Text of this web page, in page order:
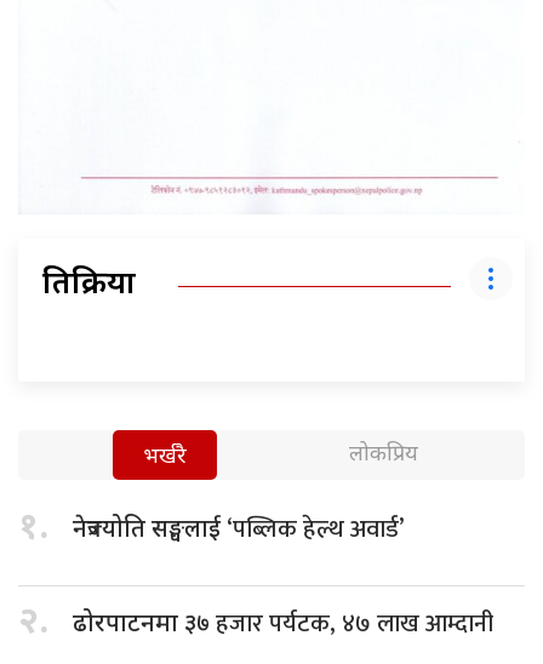
प्रतिक्रिया
भर्खरै लोकप्रिय
१. नेत्रज्योति सङ्घलाई ‘पब्लिक हेल्थ अवार्ड’
२. ढोरपाटनमा ३७ हजार पर्यटक, ४७ लाख आम्दानी